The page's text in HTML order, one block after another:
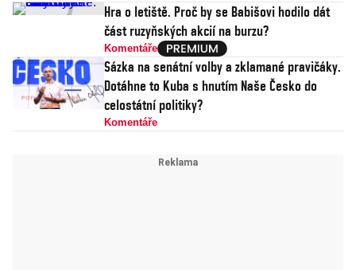
Hra o letiště. Proč by se Babišovi hodilo dát
část ruzyňských akcií na burzu?
Komentáře
Sázka na senátní volby a zklamané pravičáky.
Dotáhne to Kuba s hnutím Naše Česko do
celostátní politiky?
Komentáře